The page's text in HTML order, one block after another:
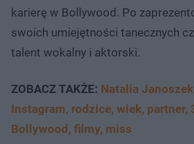
karierę w Bollywood. Po
swoich umiejętności tanecznych
talent wokalny i aktorski.
ZOBACZ TAKŻE: Natalia
Instagram, rodzice, wiek, partner,
Bollywood, filmy, miss